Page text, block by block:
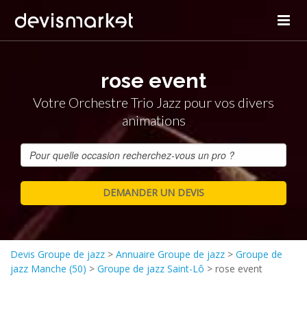
rose event
Votre Orchestre Trio Jazz pour vos divers
animations
Devis Groupe de jazz > Annuaire Groupe de jazz > Groupe de
jazz Manche (50) > Groupe de jazz Saint-Lô > rose event